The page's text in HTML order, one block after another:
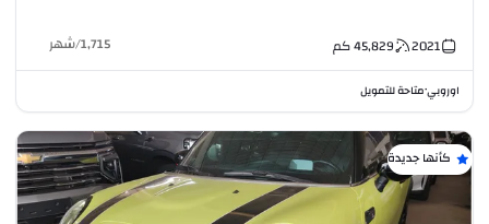
2021
45,829كم 1,715
/شهر
اوروبي•متاحة للتمويل
كأنها جديدة